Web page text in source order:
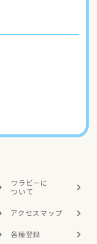
ワラビーに
ついて
アクセスマップ
各種登録